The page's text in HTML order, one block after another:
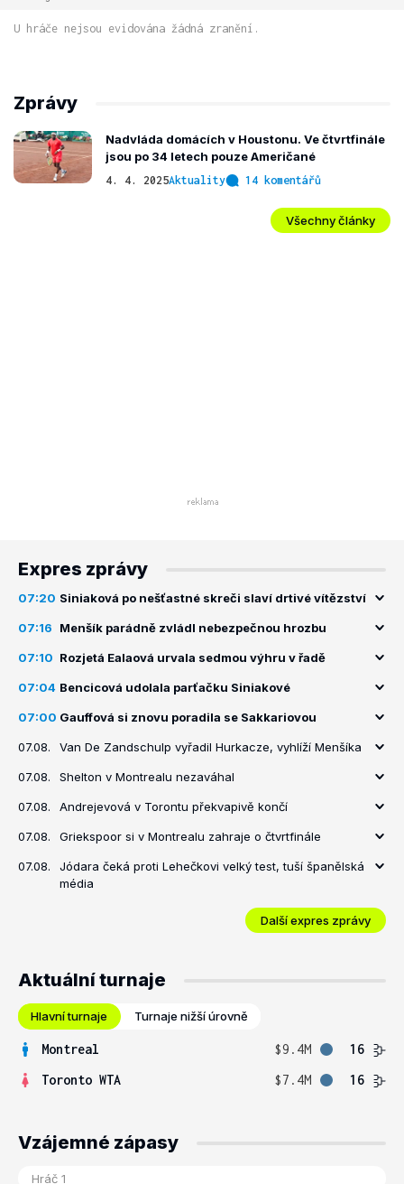
U hráče nejsou evidována žádná zranění.
Zprávy
Nadvláda domácích v Houstonu. Ve čtvrtfinále
jsou po 34 letech pouze Američané
4. 4. 2025Aktuality 14 komentářů
Všechny články
Expres zprávy
07:20 Siniaková po nešťastné skreči slaví drtivé vítězství
07:16 Menšík parádně zvládl nebezpečnou hrozbu
07:10 Rozjetá Ealaová urvala sedmou výhru v řadě
07:04 Bencicová udolala parťačku Siniakové
07:00 Gauffová si znovu poradila se Sakkariovou
07.08. Van De Zandschulp vyřadil Hurkacze, vyhlíží Menšíka
07.08. Shelton v Montrealu nezaváhal
07.08. Andrejevová v Torontu překvapivě končí
07.08. Griekspoor si v Montrealu zahraje o čtvrtfinále
07.08.
Jódara čeká proti Lehečkovi velký test, tuší španělská
média
Další expres zprávy
Aktuální turnaje
Hlavní turnaje Turnaje nižší úrovně
Montreal $9.4M
16
Toronto WTA
$7.4M 16
Vzájemné zápasy